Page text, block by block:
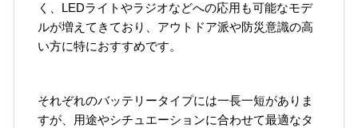
く、LEDライトやラジオなどへの応用も可能なモデ
ルが増えてきており、アウトドア派や防災意識の高
い方に特におすすめです。
それぞれのバッテリータイプには一長一短がありま
すが、用途やシチュエーションに合わせて最適なタ